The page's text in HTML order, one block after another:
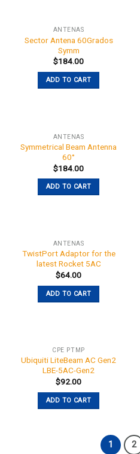
ANTENAS
Sector Antena 60Grados
Symm
$184.00
ADD TO CART
ANTENAS
Symmetrical Beam Antenna
60°
$184.00
ADD TO CART
ANTENAS
TwistPort Adaptor for the
latest Rocket 5AC
$64.00
ADD TO CART
CPE PTMP
Ubiquiti LiteBeam AC Gen2
LBE-5AC-Gen2
$92.00
ADD TO CART
1 2